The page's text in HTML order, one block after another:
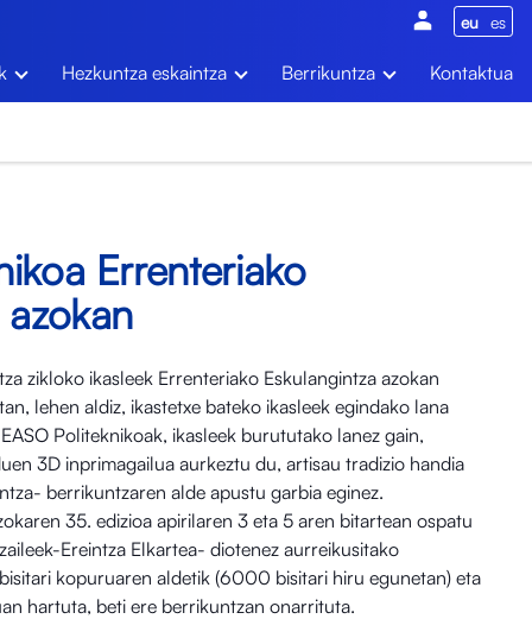
eu es
Hezkuntza eskaintza Berrikuntza Kontaktua
Errenteriako
zikloko ikasleek Errenteriako Eskulangintza azokan
lehen aldiz, ikastetxe bateko ikasleek egindako lana
Politeknikoak, ikasleek burututako lanez gain,
3D inprimagailua aurkeztu du, artisau tradizio handia
berrikuntzaren alde apustu garbia eginez.
35. edizioa apirilaren 3 eta 5 aren bitartean ospatu
Ereintza Elkartea- diotenez aurreikusitako
kopuruaren aldetik (6000 bisitari hiru egunetan) eta
hartuta, beti ere berrikuntzan onarrituta.